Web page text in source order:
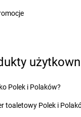
Polek i Polaków?
toaletowy Polek i